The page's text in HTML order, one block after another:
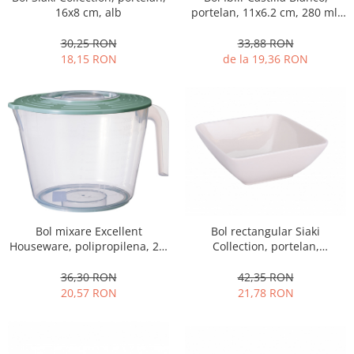
Oale si cratite
Boluri
Farfurii
Scurgatoare vase
Seturi de tacamuri
Suporturi pentru tacamuri
Cesti
Pahare
Seturi vesela
16x8 cm, alb
30,25 RON
18,15 RON
portelan, 11x6.2 cm, 280 ml,
33,88 RON
de la 19,36 RON
Bol mixare Excellent
Houseware, polipropilena, 2 l,
36,30 RON
20,57 RON
Bol rectangular Siaki
Collection, portelan,
42,35 RON
21,78 RON